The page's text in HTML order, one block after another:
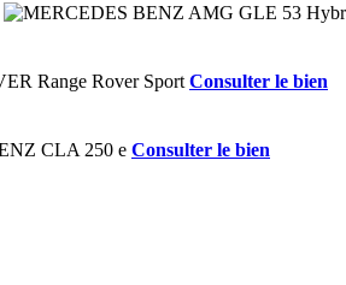
Consulter le bien
Consulter le bien